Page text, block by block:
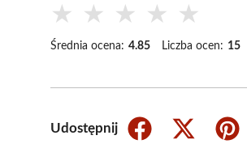
★ ★ ★ ★ ★
Średnia ocena: 4.85 Liczba ocen: 15
Udostępnij
Share
Share